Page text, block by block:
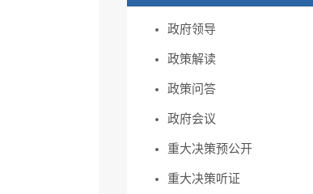
政府领导
政策解读
政策问答
政府会议
重大决策预公开
重大决策听证